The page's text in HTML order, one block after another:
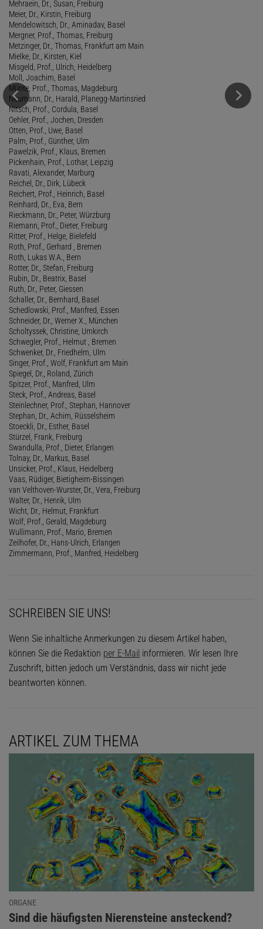
Mehraein, Dr., Susan, Freiburg
Meier, Dr., Kirstin, Freiburg
Mendelowitsch, Dr., Aminadav, Basel
Mergner, Prof., Thomas, Freiburg
Metzinger, Dr., Thomas, Frankfurt am Main
Mielke, Dr., Kirsten, Kiel
Misgeld, Prof., Ulrich, Heidelberg
Moll, Joachim, Basel
Münte, Prof., Thomas, Magdeburg
Neumann, Dr., Harald, Planegg-Martinsried
Nitsch, Prof., Cordula, Basel
Oehler, Prof., Jochen, Dresden
Otten, Prof., Uwe, Basel
Palm, Prof., Günther, Ulm
Pawelzik, Prof., Klaus, Bremen
Pickenhain, Prof., Lothar, Leipzig
Ravati, Alexander, Marburg
Reichel, Dr., Dirk, Lübeck
Reichert, Prof., Heinrich, Basel
Reinhard, Dr., Eva, Bern
Rieckmann, Dr., Peter, Würzburg
Riemann, Prof., Dieter, Freiburg
Ritter, Prof., Helge, Bielefeld
Roth, Prof., Gerhard , Bremen
Roth, Lukas W.A., Bern
Rotter, Dr., Stefan, Freiburg
Rubin, Dr., Beatrix, Basel
Ruth, Dr., Peter, Giessen
Schaller, Dr., Bernhard, Basel
Schedlowski, Prof., Manfred, Essen
Schneider, Dr., Werner X., München
Scholtyssek, Christine, Umkirch
Schwegler, Prof., Helmut , Bremen
Schwenker, Dr., Friedhelm, Ulm
Singer, Prof., Wolf, Frankfurt am Main
Spiegel, Dr., Roland, Zürich
Spitzer, Prof., Manfred, Ulm
Steck, Prof., Andreas, Basel
Steinlechner, Prof., Stephan, Hannover
Stephan, Dr., Achim, Rüsselsheim
Stoeckli, Dr., Esther, Basel
Stürzel, Frank, Freiburg
Swandulla, Prof., Dieter, Erlangen
Tolnay, Dr., Markus, Basel
Unsicker, Prof., Klaus, Heidelberg
Vaas, Rüdiger, Bietigheim-Bissingen
van Velthoven-Wurster, Dr., Vera, Freiburg
Walter, Dr., Henrik, Ulm
Wicht, Dr., Helmut, Frankfurt
Wolf, Prof., Gerald, Magdeburg
Wullimann, Prof., Mario, Bremen
Zeilhofer, Dr., Hans-Ulrich, Erlangen
Zimmermann, Prof., Manfred, Heidelberg
SCHREIBEN SIE UNS!
Wenn Sie inhaltliche Anmerkungen zu diesem Artikel haben,
können Sie die Redaktion per E-Mail informieren. Wir lesen Ihre
Zuschrift, bitten jedoch um Verständnis, dass wir nicht jede
beantworten können.
ARTIKEL ZUM THEMA
ORGANE
:
Sind die häufigsten Nierensteine ansteckend?